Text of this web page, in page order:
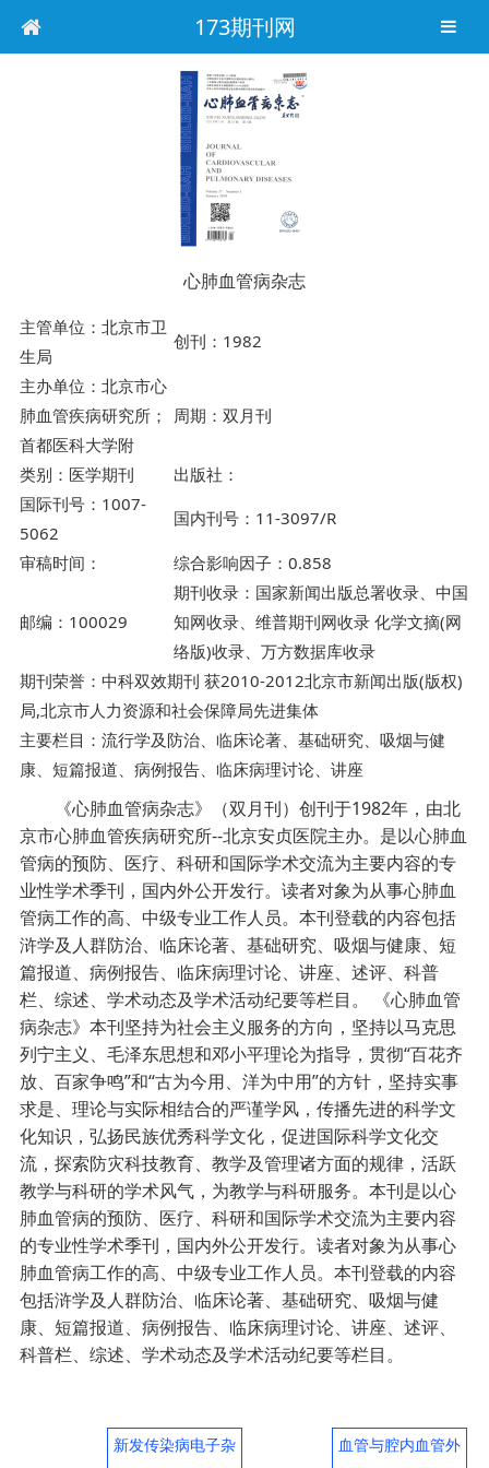
173期刊网
心肺血管病杂志
主管单位：北京市卫
生局
创刊：1982
主办单位：北京市心
肺血管疾病研究所；
首都医科大学附
周期：双月刊
类别：医学期刊
出版社：
国际刊号：1007-
5062
国内刊号：11-3097/R
审稿时间： 综合影响因子：0.858
邮编：100029
期刊收录：国家新闻出版总署收录、中国
知网收录、维普期刊网收录 化学文摘(网
络版)收录、万方数据库收录
期刊荣誉：中科双效期刊 获2010-2012北京市新闻出版(版权)
局,北京市人力资源和社会保障局先进集体
主要栏目：流行学及防治、临床论著、基础研究、吸烟与健
康、短篇报道、病例报告、临床病理讨论、讲座
《心肺血管病杂志》（双月刊）创刊于1982年，由北
京市心肺血管疾病研究所--北京安贞医院主办。是以心肺血
管病的预防、医疗、科研和国际学术交流为主要内容的专
业性学术季刊，国内外公开发行。读者对象为从事心肺血
管病工作的高、中级专业工作人员。本刊登载的内容包括
浒学及人群防治、临床论著、基础研究、吸烟与健康、短
篇报道、病例报告、临床病理讨论、讲座、述评、科普
栏、综述、学术动态及学术活动纪要等栏目。 《心肺血管
病杂志》本刊坚持为社会主义服务的方向，坚持以马克思
列宁主义、毛泽东思想和邓小平理论为指导，贯彻“百花齐
放、百家争鸣”和“古为今用、洋为中用”的方针，坚持实事
求是、理论与实际相结合的严谨学风，传播先进的科学文
化知识，弘扬民族优秀科学文化，促进国际科学文化交
流，探索防灾科技教育、教学及管理诸方面的规律，活跃
教学与科研的学术风气，为教学与科研服务。本刊是以心
肺血管病的预防、医疗、科研和国际学术交流为主要内容
的专业性学术季刊，国内外公开发行。读者对象为从事心
肺血管病工作的高、中级专业工作人员。本刊登载的内容
包括浒学及人群防治、临床论著、基础研究、吸烟与健
康、短篇报道、病例报告、临床病理讨论、讲座、述评、
科普栏、综述、学术动态及学术活动纪要等栏目。
新发传染病电子杂
血管与腔内血管外